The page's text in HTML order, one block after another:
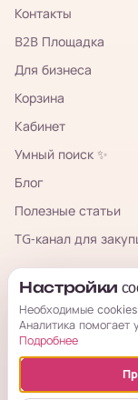
Контакты
B2B Площадка
Для бизнеса
Корзина
Кабинет
Умный поиск ✨
Блог
Полезные статьи
TG-канал для
© 2026 КорОпт.
Настройки
Необходимые
Аналитика помогает
Подробнее